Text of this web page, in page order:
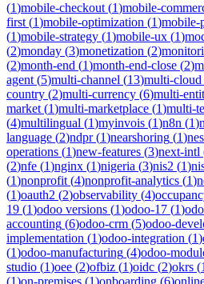
(1)mobile-checkout (1)mobile-
first (1)mobile-optimization (1)mobile-
(1)mobile-strategy (1)mobile-ux (1)
(2)monday (3)monetization (2)
(2)month-end (1)month-end-close (2)
agent (5)multi-channel (13)multi-cloud
country (2)multi-currency (6)multi-
market (1)multi-marketplace (1)multi-
(4)multilingual (1)myinvois (1)n8n (1)
language (2)ndpr(1)nearshoring (1)
operations (1)new-features (3)next-intl
(2)nfe (1)nginx (1)nigeria (3)nis2 (1)
(1)nonprofit (4)nonprofit-analytics (1)
(1)oauth2 (2)observability (4)
19 (1)odoo versions (1)odoo-17 (1)
accounting (6)odoo-crm (5)odoo-
implementation (1)odoo-integration (1)
(1)odoo-manufacturing (4)odoo-
studio (1)oee (2)ofbiz (1)oidc (2)okrs (1
(1)on-premises (1)onboarding (6)